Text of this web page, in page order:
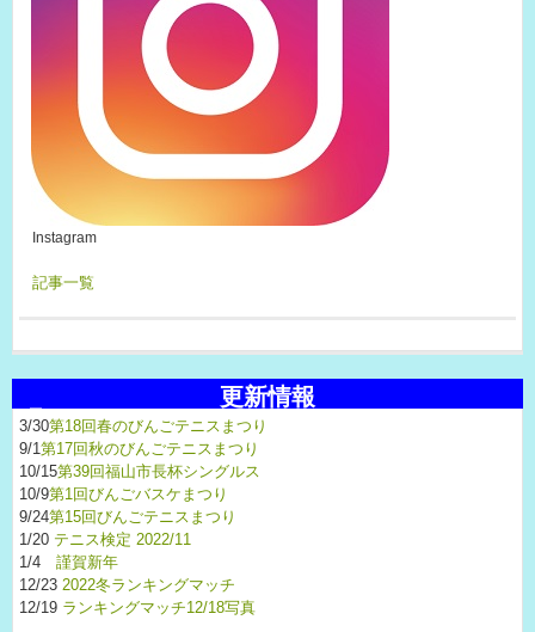
Instagram
記事一覧
更新情報
3/30第18回春のびんごテニスまつり
9/1第17回秋のびんごテニスまつり
10/15第39回福山市長杯シングルス
10/9第1回びんごバスケまつり
9/24第15回びんごテニスまつり
1/20 テニス検定 2022/11
1/4 謹賀新年
12/23 2022冬ランキングマッチ
12/19 ランキングマッチ12/18写真